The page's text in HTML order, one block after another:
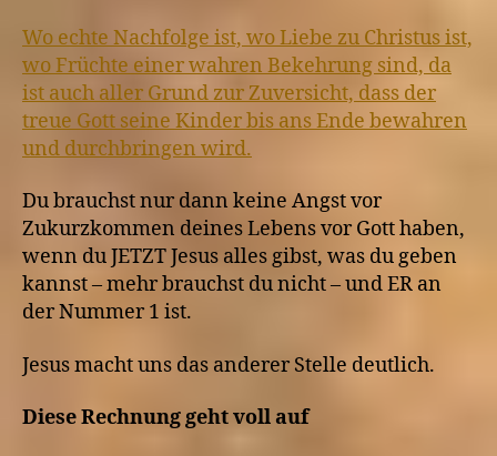
Wo echte Nachfolge ist, wo Liebe zu Christus ist,
wo Früchte einer wahren Bekehrung sind, da
ist auch aller Grund zur Zuversicht, dass der
treue Gott seine Kinder bis ans Ende bewahren
und durchbringen wird.
Du brauchst nur dann keine Angst vor
Zukurzkommen deines Lebens vor Gott haben,
wenn du JETZT Jesus alles gibst, was du geben
kannst – mehr brauchst du nicht – und ER an
der Nummer 1 ist.
Jesus macht uns das anderer Stelle deutlich.
Diese Rechnung geht voll auf